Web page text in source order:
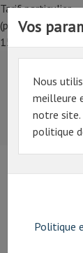
Tarif particulier,
(professionnel,
15%)
07 69
Vos
Nous
meilleure
notre site.
politique
Politique